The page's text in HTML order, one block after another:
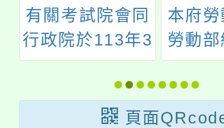
有關考試院會同
行政院於113年3
月30日修正發布
「公務人員加給
給與辦法」一案
本府
勞動
心障
理調
頁面